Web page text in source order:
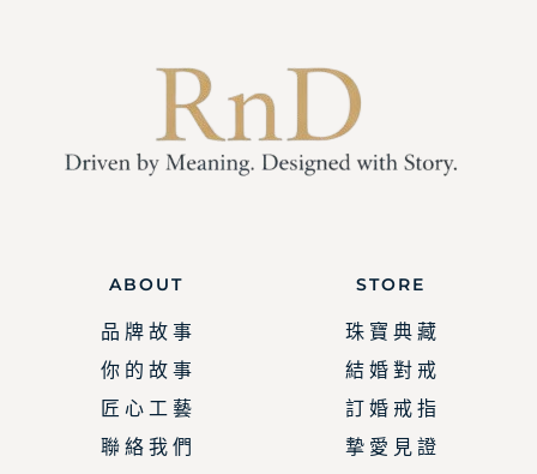
ABOUT
品 牌 故 事
你 的 故 事
匠 心 工 藝
聯 絡 我 們
STORE
珠 寶 典 藏
結 婚 對 戒
訂 婚 戒 指
摯 愛 見 證